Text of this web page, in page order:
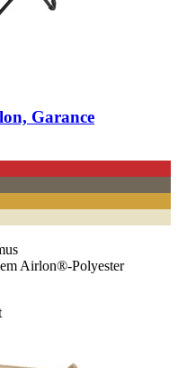
Garance
Airlon®-Polyester